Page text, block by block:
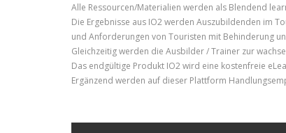
Alle Ressourcen/Materialien werden als Blendend
Die Ergebnisse aus IO2 werden Auszubildenden im
und Anforderungen von Touristen mit Behinderung
Gleichzeitig werden die Ausbilder / Trainer zur
Das endgültige Produkt IO2 wird eine kostenfreie
Ergänzend werden auf dieser Plattform